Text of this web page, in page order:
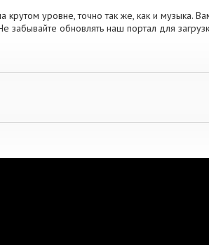
крутом уровне, точно так же, как и музыка.
забывайте обновлять наш портал для